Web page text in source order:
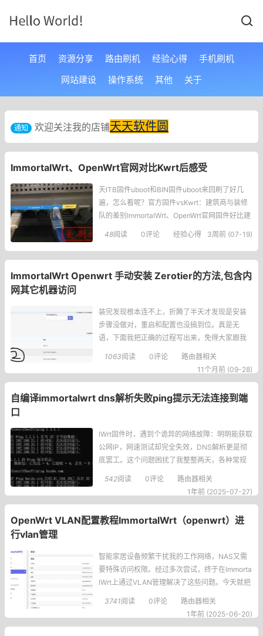
首页 资源分享 路由刷机 经验心得
手机刷机
网站建设
操作系统 其他 关于
通知 欢迎关注我的店铺天天软件圆
ImmortalWrt、OpenWrt官网对比Kwrt后感受
天ITB固件uboot和BIN固件uboot来回刷了好几
遍，怎么看呢？官方固件vsKwrt：建筑商与装修
队的差别ImmortalWrt、OpenWrt官网固件好比建
筑工程公司，擅长干钢结构混凝土框架。Kwrt好
48阅读 0评论 经验心得 3周前 (07-19)
ImmortalWrt Openwrt 手动安装 Zerotier的方法,包含内
网其它机器访问
装完发现根本连不上，折腾了半天才发现是安装
步骤没做对，重启和配置也没搞到位。真是无
语，下面我把正确的过程写出来，免得大家跟我
一样踩坑。先更新列表,再安装luci-i18n-zerotier
-zh-cn,其它的依赖模块会自动安装首先得更新软
包：opkg insta
1063阅读 0评论
路由器相关
11个月前 (09-28)
自编译immortalwrt dns解析失败ping提示无法连接到端
口
lWrt固件时，遇到个诡异的网络故障：明明能获取
公网IP，网速测试却完全失效，DNS解析更是彻
底罢工。这个问题困扰了我整整两天，各种常规
解法都试遍了却毫无进展，最后竟靠一个网关跃
点设置意外解决。下面记录下这次踩坑经历和解
542阅读 0评论
路由器相关
1年前 (2025-07-27)
OpenWrt VLAN配置教程ImmortalWrt（openwrt）进
行vlan管理
智能家居设备频繁干扰我的工作网络，NAS又需
要特殊访问权限。经过多次尝试，终于在Immorta
lWrt上通过VLAN管理解决了这些问题。今天就把
这套亲测有效的配置方案分享给大家！VLAN管理
的三大核心需求在实际操作中，我发现必须解决
3741阅读 0评论
路由器相关
1年前 (2025-06-20)